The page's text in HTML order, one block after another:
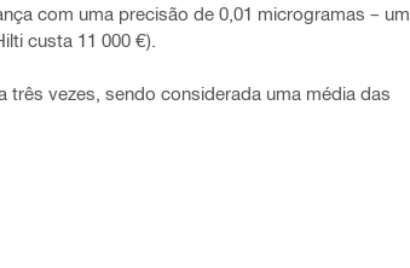
com uma precisão de 0,01 microgramas – um
custa 11 000 €).
três vezes, sendo considerada uma média das